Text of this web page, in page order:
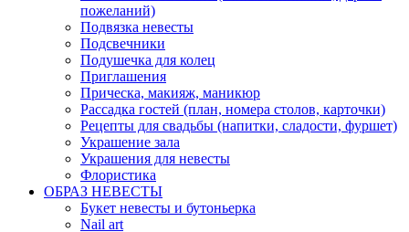
пожеланий)
Подвязка невесты
Подсвечники
Подушечка для колец
Приглашения
Прическа, макияж, маникюр
Рассадка гостей (план, номера столов, карточки)
Рецепты для свадьбы (напитки, сладости, фуршет)
Украшение зала
Украшения для невесты
Флористика
ОБРАЗ НЕВЕСТЫ
Букет невесты и бутоньерка
Nail art